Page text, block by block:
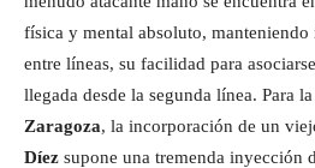
física y mental absoluto,
entre líneas, su facilidad para
llegada desde la segunda línea. Para
Zaragoza, la incorporación de un
Díez supone una tremenda inyección